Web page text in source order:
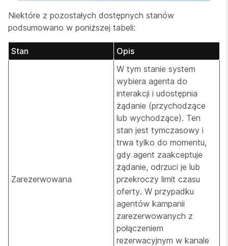
Niektóre z pozostałych dostępnych stanów
podsumowano w poniższej tabeli:
Stan Opis
Zarezerwowana
W tym stanie system
wybiera agenta do
interakcji i udostępnia
żądanie (przychodzące
lub wychodzące). Ten
stan jest tymczasowy i
trwa tylko do momentu,
gdy agent zaakceptuje
żądanie, odrzuci je lub
przekroczy limit czasu
oferty. W przypadku
agentów kampanii
zarezerwowanych z
połączeniem
rezerwacyjnym w kanale